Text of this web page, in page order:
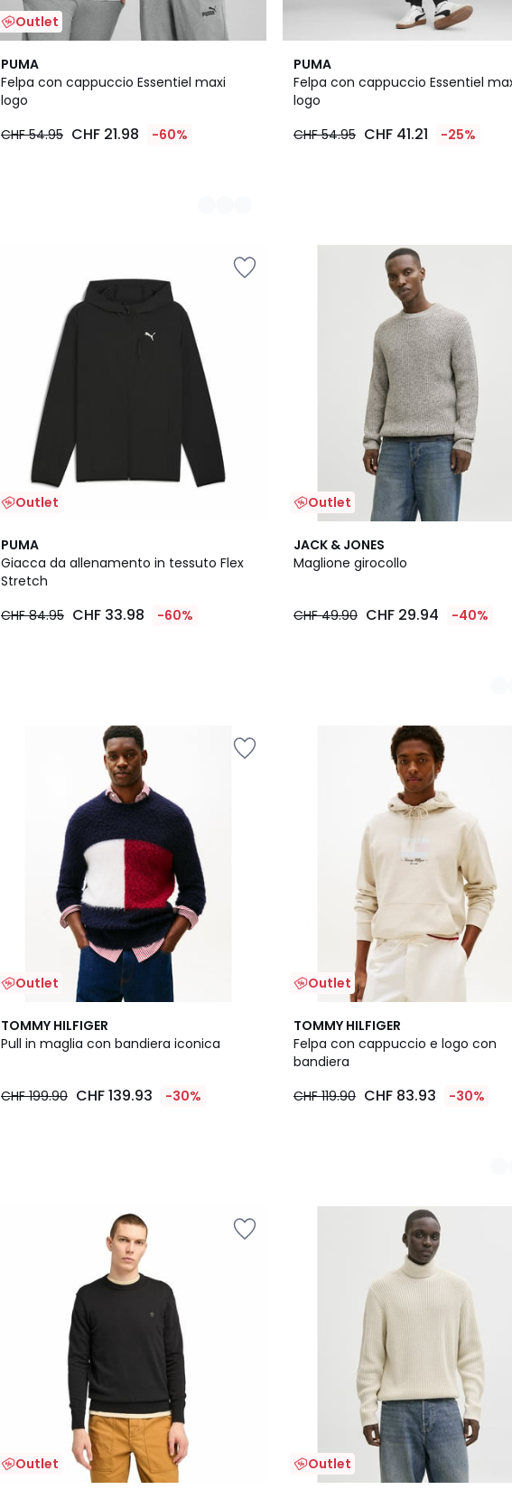
Outlet
PUMA
Felpa con cappuccio Essentiel maxi
logo
CHF 54.95 CHF 21.98 -60%
2
Colori
PUMA
Felpa con cappuccio Essentiel
logo
CHF 54.95 CHF 41.21 -25%
Outlet
PUMA
Giacca da allenamento in tessuto Flex
Stretch
CHF 84.95 CHF 33.98 -60%
Outlet
JACK & JONES
Maglione girocollo
CHF 49.90 CHF 29.94 -40%
3
Colori
Outlet
TOMMY HILFIGER
Pull in maglia con bandiera iconica
CHF 199.90 CHF 139.93 -30%
Outlet
TOMMY HILFIGER
Felpa con cappuccio e logo con
bandiera
CHF 119.90 CHF 83.93 -30%
2
Colori
Outlet Outlet